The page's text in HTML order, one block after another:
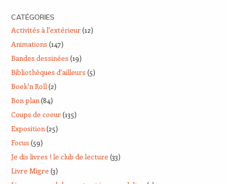
CATÉGORIES
Activités à l'extérieur(12)
Animations (147)
Bandes dessinées (19)
Bibliothèques d'ailleurs (5)
Boek'n Roll(2)
Bon plan(84)
Coups de coeur(135)
Exposition(25)
Focus (59)
Je dis livres ! le club de lecture (33)
Livre Migre (3)